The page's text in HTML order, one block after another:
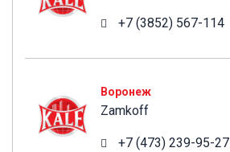
+7 (3852) 567-114
Воронеж
Zamkoff
+7 (473) 239-95-27